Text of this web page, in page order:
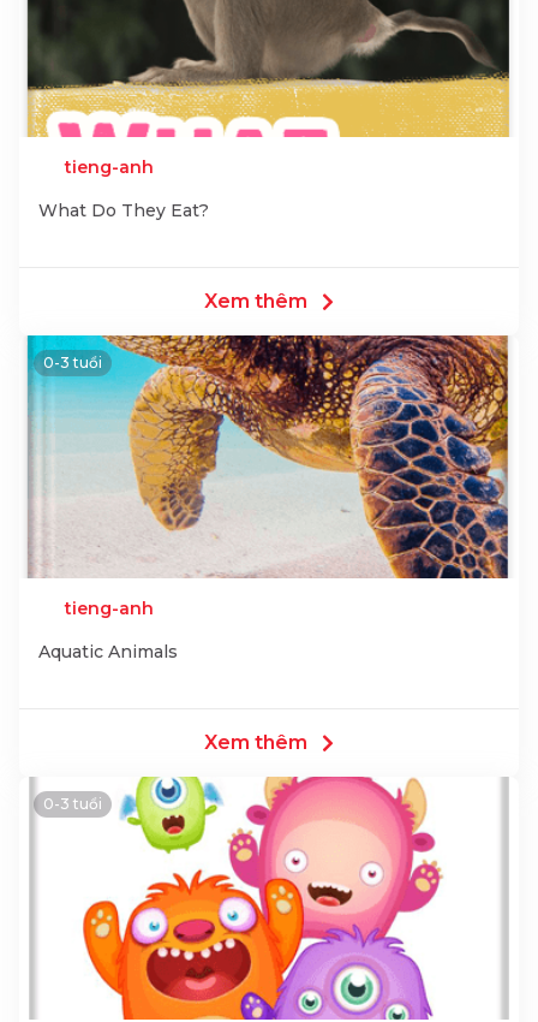
tieng-anh
What Do They Eat?
Xem thêm
0-3 tuổi
tieng-anh
Aquatic Animals
Xem thêm
0-3 tuổi